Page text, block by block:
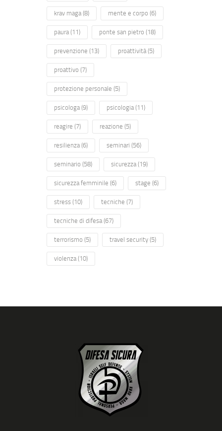
krav maga(8) mente e corpo (6)
paura(11) ponte san pietro (18)
prevenzione (13) proattività(5)
proattivo (7)
protezione personale (5)
psicologa(9) psicologia(11)
reagire (7) reazione (5)
resilienza(6) seminari (56)
seminario (58) sicurezza(19)
sicurezza femminile (6) stage (6)
stress(10) tecniche (7)
tecniche di difesa(67)
terrorismo (5) travel security(5)
violenza(10)